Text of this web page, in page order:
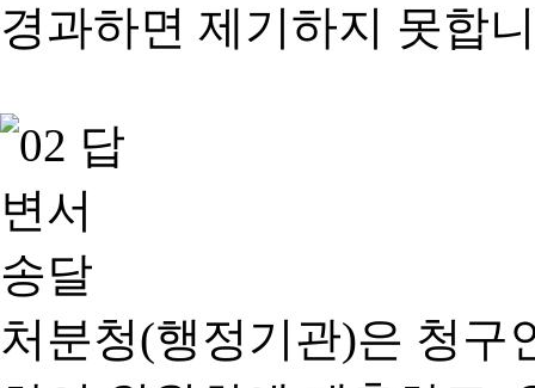
경과하면 제기하지 못합
처분청(행정기관)은 청구